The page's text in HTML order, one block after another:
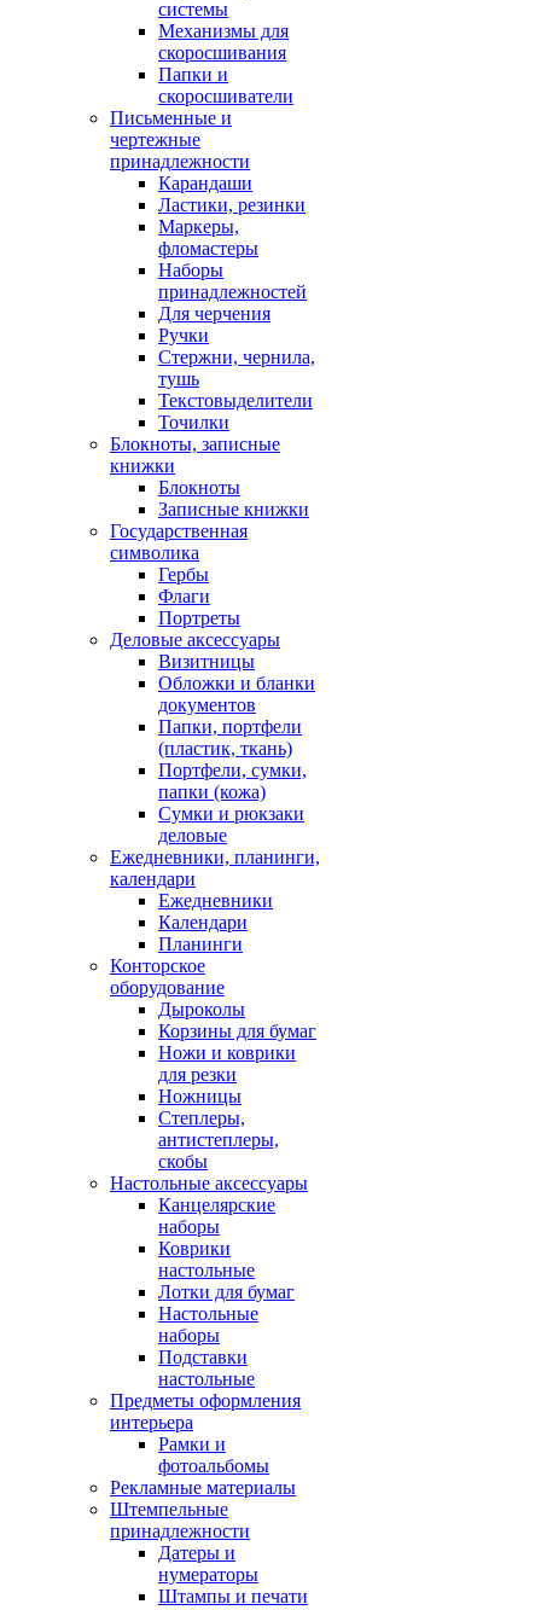
системы
Механизмы для
скоросшивания
Папки и
скоросшиватели
Письменные и
чертежные
принадлежности
Карандаши
Ластики, резинки
Маркеры,
фломастеры
Наборы
принадлежностей
Для черчения
Ручки
Стержни, чернила,
тушь
Текстовыделители
Точилки
Блокноты, записные
книжки
Блокноты
Записные книжки
Государственная
символика
Гербы
Флаги
Портреты
Деловые аксессуары
Визитницы
Обложки и бланки
документов
Папки, портфели
(пластик, ткань)
Портфели, сумки,
папки (кожа)
Сумки и рюкзаки
деловые
Ежедневники, планинги,
календари
Ежедневники
Календари
Планинги
Конторское
оборудование
Дыроколы
Корзины для бумаг
Ножи и коврики
для резки
Ножницы
Степлеры,
антистеплеры,
скобы
Настольные аксессуары
Канцелярские
наборы
Коврики
настольные
Лотки для бумаг
Настольные
наборы
Подставки
настольные
Предметы оформления
интерьера
Рамки и
фотоальбомы
Рекламные материалы
Штемпельные
принадлежности
Датеры и
нумераторы
Штампы и печати